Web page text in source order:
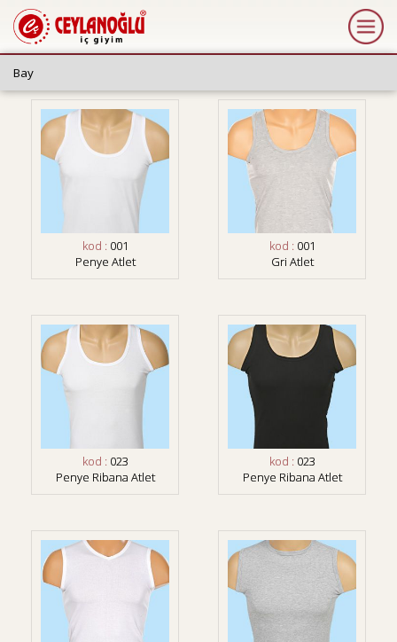
kod : 001
Penye Atlet
kod : 001
Gri Atlet
kod : 023
Penye Ribana Atlet
kod : 023
Penye Ribana Atlet